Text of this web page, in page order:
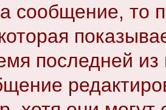
сообщение, то
последней